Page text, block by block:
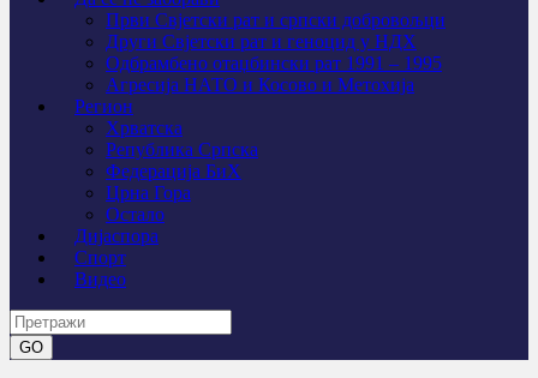
Први Свјeтски рат и српски добровољци
Други Свјетски рат и геноцид у НДХ
Одбрамбено отаџбински рат 1991 – 1995
Агресија НАТО и Косово и Метохија
Регион
Хрватска
Република Српска
Федерација БиХ
Црна Гора
Остало
Дијаспора
Спорт
Видео